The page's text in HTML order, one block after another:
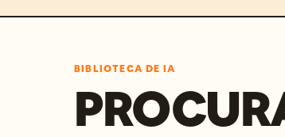
BIBLIOTECA DE IA